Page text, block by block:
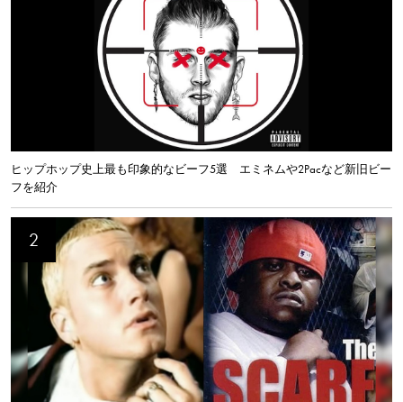
ヒップホップ史上最も印象的なビーフ5選 エミネムや2Pacなど新旧ビー
フを紹介